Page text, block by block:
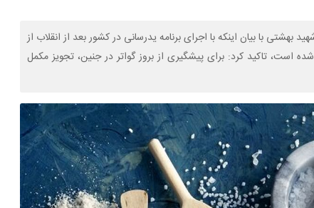
با بیان اینکه با اجرای برنامه یدرسانی در کشور بعد از انقلاب از
شده است، تاکید کرد: برای پیشگیری از بروز گواتر در جنین، تجویز مکمل